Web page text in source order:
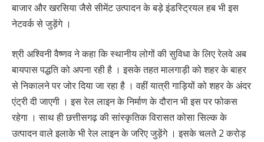
बाजार और खरसिया जैसे सीमेंट उत्पादन के बड़े इंडस्ट्रियल हब भी इस
नेटवर्क से जुड़ेंगे ।
श्री अश्विनी वैष्णव ने कहा कि स्थानीय लोगों की सुविधा के लिए रेलवे अब
बायपास पद्धति को अपना रही है । इसके तहत मालगाड़ी को शहर के बाहर
से निकालने पर जोर दिया जा रहा है । वहीं यात्री गाड़ियों को शहर के अंदर
एंट्री दी जाएगी । इस रेल लाइन के निर्माण के दौरान भी इस पर फोकस
रहेगा । साथ ही छत्तीसगढ़ की सांस्कृतिक विरासत कोसा सिल्क के
उत्पादन वाले इलाके भी रेल लाइन के जरिए जुड़ेंगे । इसके चलते 2 करोड़